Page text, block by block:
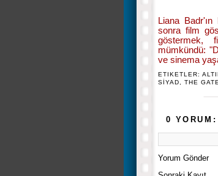
Liana
sonra film
göstermek,
mümkündü:
ve sinema
ETIKETLER:
SİYAD, THE
0 YORUM:
Yorum Gönder